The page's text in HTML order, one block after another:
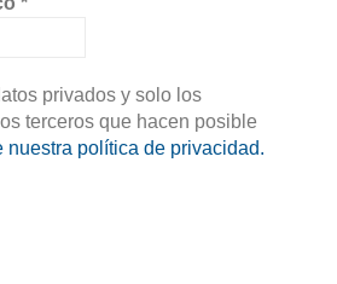
privados y solo los
terceros que hacen posible
nuestra política de privacidad.